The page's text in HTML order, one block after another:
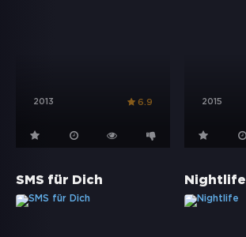
2013 6.9 2015
SMS für Dich Nightlife